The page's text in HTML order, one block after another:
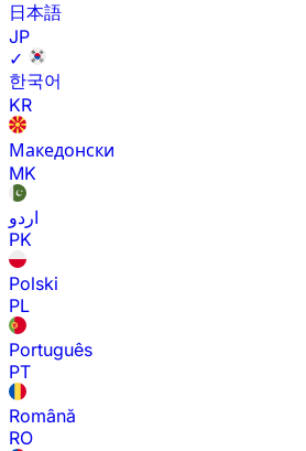
日本語
JP
✓
한국어
KR
Македонски
MK
اردو
PK
Polski
PL
Português
PT
Română
RO